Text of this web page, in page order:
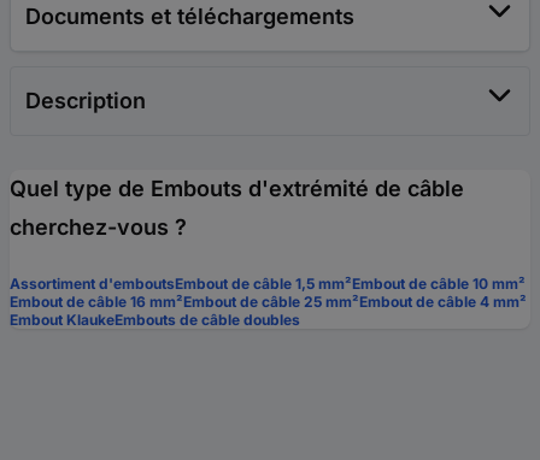
Documents et téléchargements
Description
Quel type de Embouts d'extrémité de câble
cherchez-vous ?
Assortiment d'emboutsEmbout de câble 1,5 mm²Embout de câble 10 mm²
Embout de câble 16 mm²Embout de câble 25 mm²Embout de câble 4 mm²
Embout KlaukeEmbouts de câble doubles